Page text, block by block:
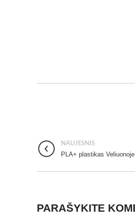
NAUJESNIS
PLA+ plastikas
PARAŠYKITE